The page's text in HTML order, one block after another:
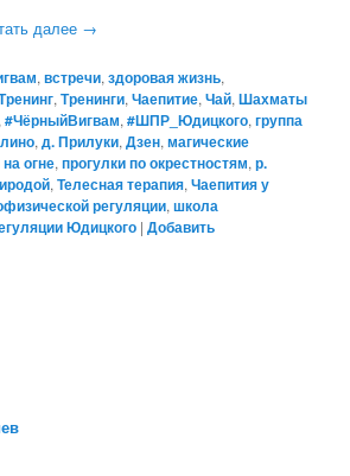
далее →
,встречи,здоровая жизнь,
,Тренинги,Чаепитие,Чай,Шахматы
,#ЧёрныйВигвам,#ШПР_Юдицкого,группа
,д. Прилуки,Дзен,магические
огне,прогулки по окрестностям,р.
,Телесная терапия,Чаепития у
регуляции,школа
Юдицкого |Добавить